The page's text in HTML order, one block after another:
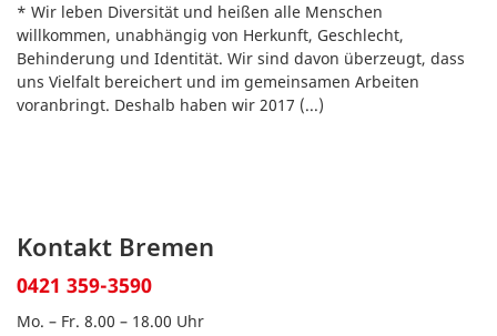
* Wir leben Diversität und heißen alle Menschen
willkommen, unabhängig von Herkunft, Geschlecht,
Behinderung und Identität. Wir sind davon überzeugt, dass
uns Vielfalt bereichert und im gemeinsamen Arbeiten
voranbringt. Deshalb haben wir 2017 (...)
Kontakt Bremen
0421 359-3590
Mo. – Fr. 8.00 – 18.00 Uhr